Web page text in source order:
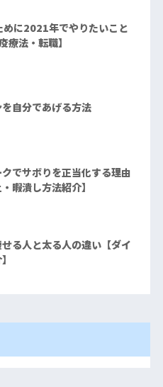
めに2021年でやりたいこと
療法・転職】
自分であげる方法
クでサボりを正当化する理由
暇潰し方法紹介】
る人と太る人の違い【ダイ